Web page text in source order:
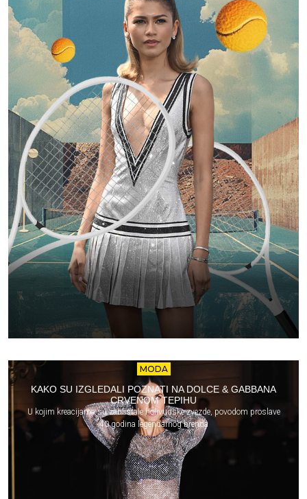
MODA
KAKO SU IZGLEDALI POZNATI NA DOLCE & GABBANA
CRVENOM TEPIHU
U kojim kreacijama su zablistale holivudske zvezde, povodom proslave
40 godina legendarnog brenda